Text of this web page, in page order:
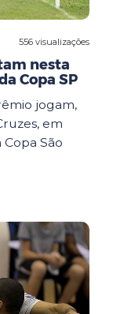
556 visualizações
nesta
Copa SP
jogam,
em
São